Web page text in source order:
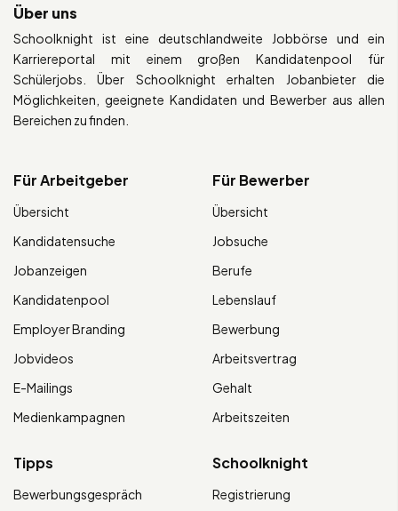
Über uns
Schoolknight ist eine deutschlandweite Jobbörse und ein
Karriereportal mit einem großen Kandidatenpool für
Schülerjobs. Über Schoolknight erhalten Jobanbieter die
Möglichkeiten, geeignete Kandidaten und Bewerber aus allen
Bereichen zu finden.
Für Arbeitgeber
Übersicht
Kandidatensuche
Jobanzeigen
Kandidatenpool
Employer Branding
Jobvideos
E-Mailings
Medienkampagnen
Für Bewerber
Übersicht
Jobsuche
Berufe
Lebenslauf
Bewerbung
Arbeitsvertrag
Gehalt
Arbeitszeiten
Tipps
Bewerbungsgespräch
Schoolknight
Registrierung